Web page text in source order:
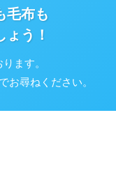
毛布も
う！
ます。
お尋ねください。